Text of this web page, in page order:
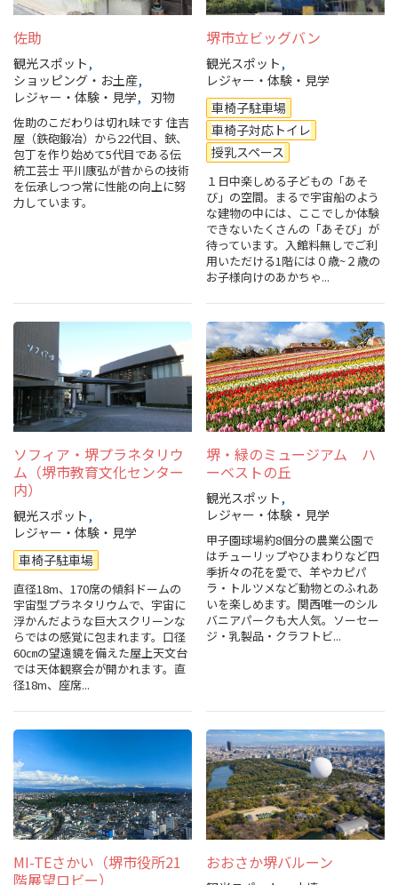
特集
開花情報
スポーツ施設
NEWS
お問い合わせ
ようこそ堺へ！
地図から探す
スポット検索
観光案内所
堺おもてなしチケット
お役立ち情報紹介
堺観光タクシー
交通・アクセス
堺観光コンベンション協会について
協会について
協会からのお知らせ
佐助
観光スポット
ショッピング・お土産
レジャー・体験・見学
刃物
佐助のこだわりは切れ味です 住吉
屋（鉄砲鍛冶）から22代目、鋏、
包丁を作り始めて5代目である伝
統工芸士 平川康弘が昔からの技術
を伝承しつつ常に性能の向上に努
力しています。
堺市立ビッグバン
観光スポット
レジャー・体験・見学
車椅子駐車場
車椅子対応トイレ
授乳スペース
１日中楽しめる子どもの「あそ
び」の空間。まるで宇宙船のよう
な建物の中には、ここでしか体験
できないたくさんの「あそび」が
待っています。入館料無しでご利
用いただける1階には０歳~２歳の
お子様向けのあかちゃ...
ソフィア・堺プラネタリウ
ム（堺市教育文化センター
内）
観光スポット
レジャー・体験・見学
車椅子駐車場
直径18m、170席の傾斜ドームの
宇宙型プラネタリウムで、宇宙に
浮かんだような巨大スクリーンな
らではの感覚に包まれます。口径
60㎝の望遠鏡を備えた屋上天文台
では天体観察会が開かれます。直
径18m、座席...
堺・緑のミュージアム ハ
ーベストの丘
観光スポット
レジャー・体験・見学
甲子園球場約8個分の農業公園で
はチューリップやひまわりなど四
季折々の花を愛で、羊やカピパ
ラ・トルツメなど動物とのふれあ
いを楽しめます。関西唯一のシル
バニアパークも大人気。ソーセー
ジ・乳製品・クラフトビ...
MI-TEさかい（堺市役所21
階展望ロビー）
おおさか堺バルーン